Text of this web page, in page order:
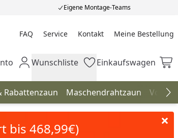
Eigene Montage-Teams
FAQ Service Kontakt Meine Bestellung
Meine Bestellung
KontoWunschliste
Wunschliste Einkaufswagen
Einkaufswagen
Rabattenzaun Maschendrahtzaun
bis 468,99€)